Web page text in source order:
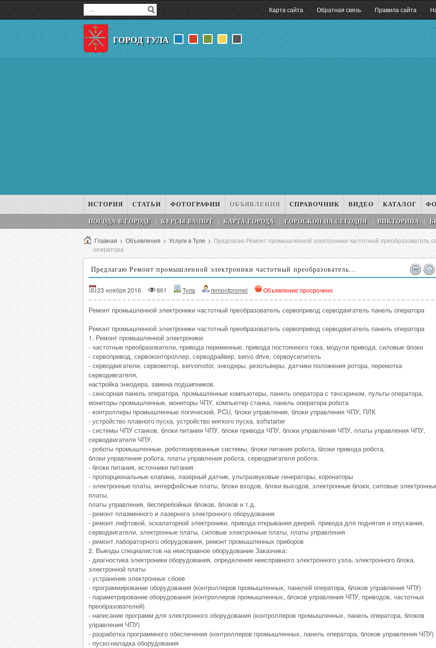
Карта сайта Обратная связь Правила сайта
ГОРОД ТУЛА
ИСТОРИЯ СТАТЬИ ФОТОГРАФИИ ОБЪЯВЛЕНИЯ СПРАВОЧНИК ВИДЕО КАТАЛОГ
ПОГОДА В ГОРОДЕ КУРСЫ ВАЛЮТ КАРТА ГОРОДА ГОРОСКОП НA СEГОДНЯ ВИКТОРИНА
Главная > Объявления > Услуги в Туле > Предлагаю Ремонт промышленной электроники частотный преобразователь
оператора
Предлагаю Ремонт промышленной электроники частотный преобразователь...
23 ноября 2016 861 Тула remontpromel Объявление просрочено
Ремонт промышленной электроники частотный преобразователь сервопривод серводвигатель панель оператора
Ремонт промышленной электроники частотный преобразователь сервопривод серводвигатель панель оператора
1. Ремонт промышленной электроники:
- частотные преобразователи, привода переменные, привода постоянного тока, модули привода, силовые блоки
- сервопривод, сервоконтороллер, серводрайвер, servo drive, сервоусилитель
- серводвигатели, сервомотор, servomotor, энкодеры, резольверы, датчики положения ротора, перемотка
серводивгателя,
настройка энкодера, замена подшипников.
- сенсорная панель оператора, промышленные компьютеры, панель оператора с тачскрином, пульты оператора,
мониторы промышленные, мониторы ЧПУ, компьютер станка, панель оператора робота
- контроллеры промышленные логический, PCU, блоки управления, блоки управления ЧПУ, ПЛК
- устройство плавного пуска, устройство мягкого пуска, softstarter
- системы ЧПУ станков, блоки питания ЧПУ, блоки привода ЧПУ, блоки управления ЧПУ, платы управления ЧПУ,
серводвигателя ЧПУ.
- роботы промышленные, роботизированные системы, блоки питания робота, блоки привода робота,
блоки управления робота, платы управления робота, серводвигателя робота.
- блоки питания, источники питания
- пропорциональные клапана, лазерный датчик, ультразвуковые генераторы, коронаторы
- электронные платы, интерфейсные платы, блоки входов, блоки выходов, электронные блоки, силовые
платы,
платы управления, бесперебойных блоков, блоков и т.д.
- ремонт плазменного и лазерного электронного оборудования
- ремонт лифтовой, эскалаторной электроники, привода открывания дверей, привода для поднятия и опускания,
серводвигатели, электронные платы, силовые электронные платы, платы управления
- ремонт лабораторного оборудования, ремонт промышленных приборов
2. Выезды специалистов на неисправное оборудование Заказчика:
- диагностика электроники оборудования, определения неисправного электронного узла, электронного блока,
электронной платы
- устранение электронных сбоев
- программирование оборудования (контроллеров промышленных, панелей оператора, блоков управления ЧПУ)
- параметрирование оборудования (контроллеров промышленных, блоков управления ЧПУ, приводов, частотных
преобразователей)
- написание программ для электронного оборудования (контроллеров промышленных, панель оператора, блоков
управления ЧПУ)
- разработка программного обеспечения (контроллеров промышленных, панель оператора, блоков управления ЧПУ)
- пуско-наладка оборудования